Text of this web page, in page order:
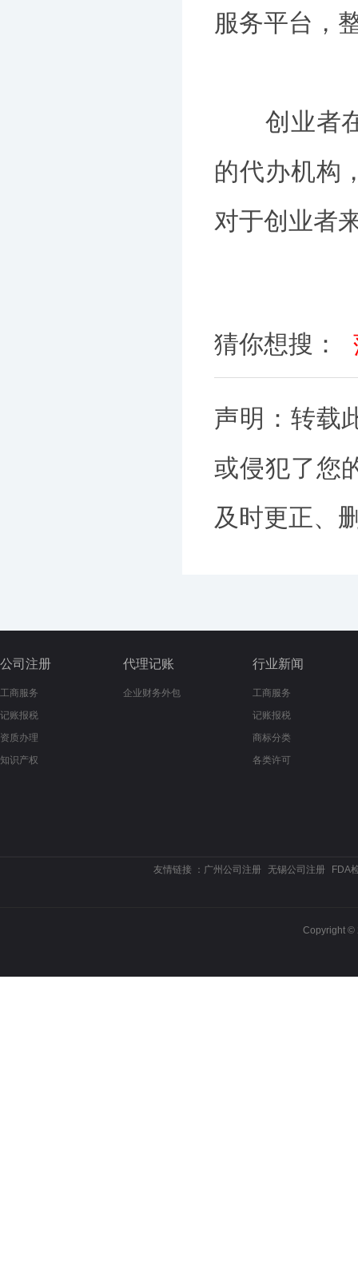
服务平台，
创业者在
的代办机构
对于创业者
猜你想搜：
声明：转载
或侵犯了您
及时更正、
公司注册
工商服务
记账报税
资质办理
知识产权
代理记账
企业财务外包
行业新闻
工商服务
记账报税
商标分类
各类许可
友情链接 ： 广州公司注册 无锡公司注册 FDA
Copyright ©